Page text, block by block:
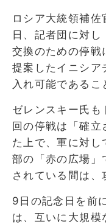
ロシア大統領補
日、記者団に対
交換のための停戦
提案したイニシア
入れ可能であるこ
ゼレンスキー氏も
回の停戦は「確立
た上で、軍に対し
部の「赤の広場」
されている間は、
9日の記念日を前
は、互いに大規